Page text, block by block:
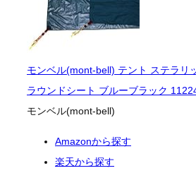
モンベル(mont-bell) テント ステラリ
ラウンドシート ブルーブラック
モンベル(mont-bell)
Amazonから探す
楽天から探す